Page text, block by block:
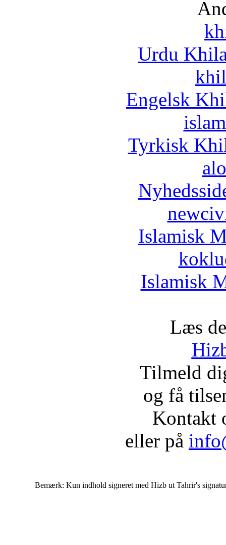
Urdu
Engelsk
Tyrkisk
Islamisk
Islamisk
Læs
Tilmeld
og få
Kontakt
eller på
Bemærk: Kun indhold signeret med Hizb ut Tahrir's